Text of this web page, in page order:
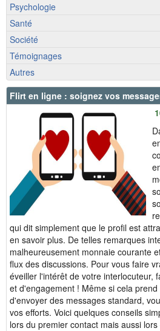
Psychologie
Santé
Société
Témoignages
Autres
Flirt en ligne : soignez vos
qui dit simplement que le profil est
en savoir plus. De telles remarques
malheureusement monnaie courante
flux des discussions. Pour vous faire
éveiller l'intérêt de votre interlocuteur,
et d'engagement ! Même si cela
d'envoyer des messages standard,
vos efforts. Voici quelques conseils
lors du premier contact mais aussi